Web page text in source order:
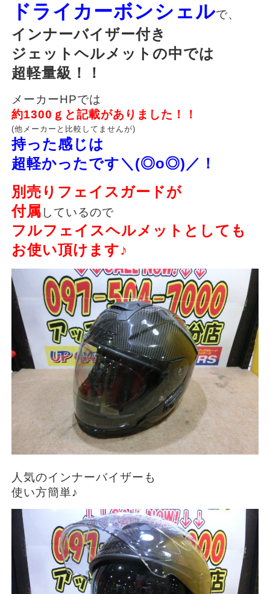
ドライカーボンシェルで、
インナーバイザー付き
ジェットヘルメットの中では
超軽量級！！
メーカーHPでは
約1300ｇと記載がありました！！
(他メーカーと比較してませんが)
持った感じは
超軽かったです＼(◎o◎)／！
別売りフェイスガードが
付属 しているので
フルフェイスヘルメットとしても
お使い頂けます♪
人気のインナーバイザーも
使い方簡単♪